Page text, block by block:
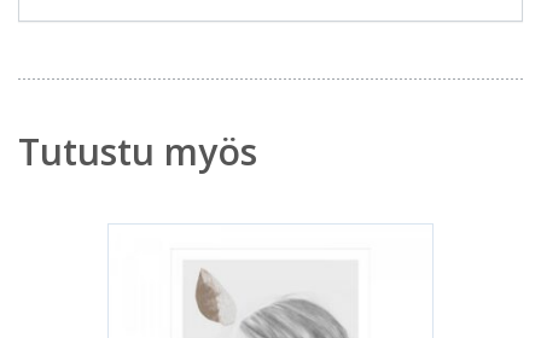
Tutustu myös